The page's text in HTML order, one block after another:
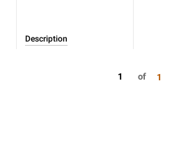
Description
1 of 1